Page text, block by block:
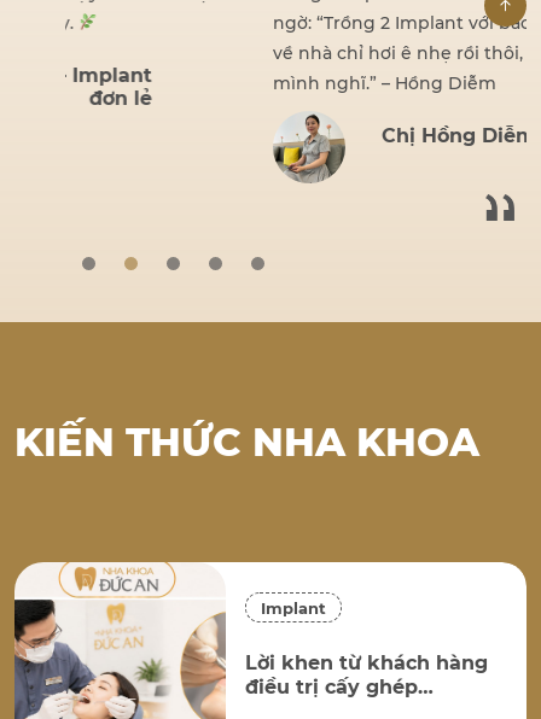
ngờ: “Trồng 2 Implant với bác sĩ Đức nhẹ nhàng lắm,
về nhà chỉ hơi ê nhẹ rồi thôi, không hề đau như
mình nghĩ.” – Hồng Diễm
Chị Hồng Diễm – Implant
KIẾN THỨC NHA KHOA
Implant
Lời khen từ khách hàng
điều trị cấy ghép